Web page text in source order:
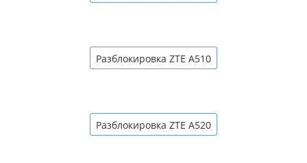
Разблокировка ZTE A510
Разблокировка ZTE A520